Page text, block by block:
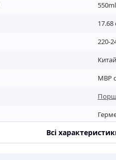
550ml
17.68
220-
Китай
MBP
R404a
Всі